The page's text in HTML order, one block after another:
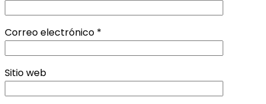
Correo electrónico *
Sitio web